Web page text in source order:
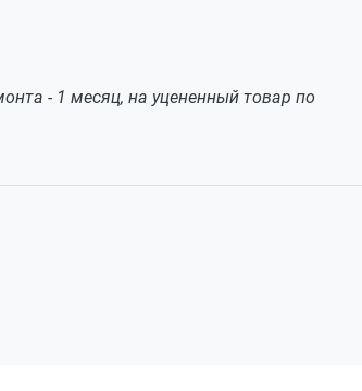
- 1 месяц, на уцененный товар по